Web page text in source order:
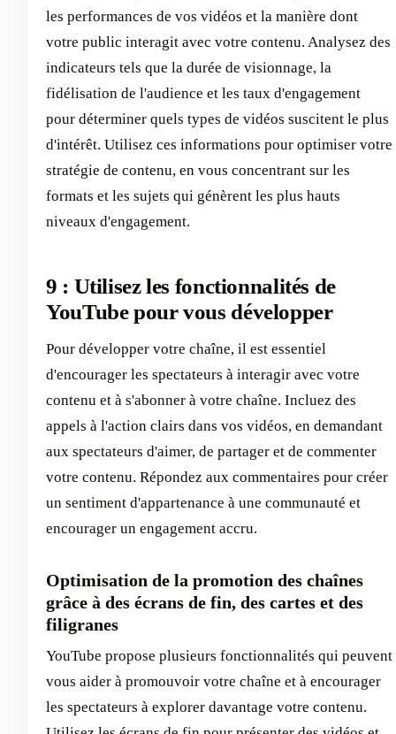
les performances de vos vidéos et la manière dont
votre public interagit avec votre contenu. Analysez des
indicateurs tels que la durée de visionnage, la
fidélisation de l'audience et les taux d'engagement
pour déterminer quels types de vidéos suscitent le plus
d'intérêt. Utilisez ces informations pour optimiser votre
stratégie de contenu, en vous concentrant sur les
formats et les sujets qui génèrent les plus hauts
niveaux d'engagement.
9 : Utilisez les fonctionnalités de
YouTube pour vous développer
Pour développer votre chaîne, il est essentiel
d'encourager les spectateurs à interagir avec votre
contenu et à s'abonner à votre chaîne. Incluez des
appels à l'action clairs dans vos vidéos, en demandant
aux spectateurs d'aimer, de partager et de commenter
votre contenu. Répondez aux commentaires pour créer
un sentiment d'appartenance à une communauté et
encourager un engagement accru.
Optimisation de la promotion des chaînes
grâce à des écrans de fin, des cartes et des
filigranes
YouTube propose plusieurs fonctionnalités qui peuvent
vous aider à promouvoir votre chaîne et à encourager
les spectateurs à explorer davantage votre contenu.